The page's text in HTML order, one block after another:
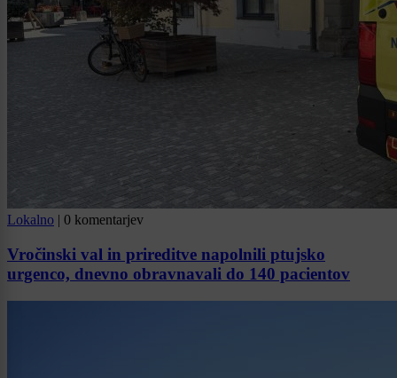
Lokalno | 0 komentarjev
Vročinski val in prireditve napolnili ptujsko
urgenco, dnevno obravnavali do 140 pacientov